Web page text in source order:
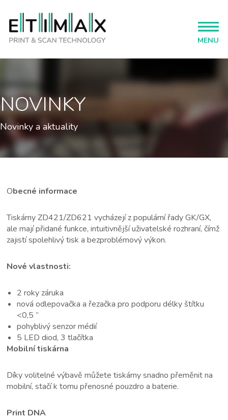
MENU
NOVINKY
Novinky a aktuality
Obecné informace
Tiskárny ZD421/ZD621 vycházejí z populární řady GK/GX,
ale mají přidané funkce, intuitivnější uživatelské rozhraní, čímž
zajistí spolehlivý tisk a bezproblémový výkon.
Nové vlastnosti:
2 roky záruka
nová odlepovačka a řezačka pro podporu délky štítku
<0,5 ”
pohyblivý senzor médií
5 LED diod, 3 tlačítka
Mobilní tiskárna
Díky volitelné výbavě můžete tiskárny snadno přeměnit na
mobilní, stačí k tomu přenosné pouzdro a baterie.
Print DNA